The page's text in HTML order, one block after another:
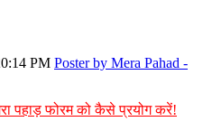
PM Poster by Mera Pahad -
पहाड़ फोरम को कैसे प्रयोग करें!